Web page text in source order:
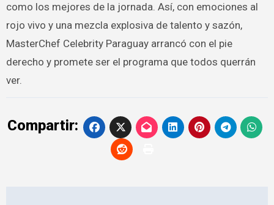
como los mejores de la jornada. Así, con emociones al
rojo vivo y una mezcla explosiva de talento y sazón,
MasterChef Celebrity Paraguay arrancó con el pie
derecho y promete ser el programa que todos querrán
ver.
Compartir: